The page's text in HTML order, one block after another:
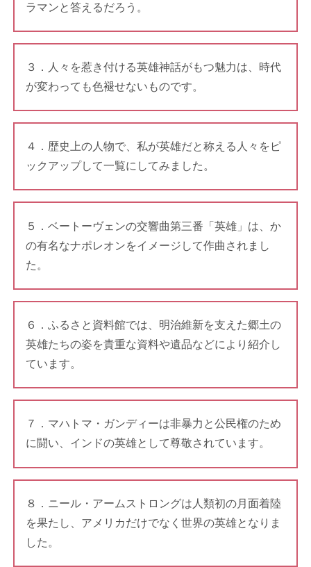
ラマンと答えるだろう。
３．人々を惹き付ける英雄神話がもつ魅力は、時代
が変わっても色褪せないものです。
４．歴史上の人物で、私が英雄だと称える人々をピ
ックアップして一覧にしてみました。
５．ベートーヴェンの交響曲第三番「英雄」は、か
の有名なナポレオンをイメージして作曲されまし
た。
６．ふるさと資料館では、明治維新を支えた郷土の
英雄たちの姿を貴重な資料や遺品などにより紹介し
ています。
７．マハトマ・ガンディーは非暴力と公民権のため
に闘い、インドの英雄として尊敬されています。
８．ニール・アームストロングは人類初の月面着陸
を果たし、アメリカだけでなく世界の英雄となりま
した。